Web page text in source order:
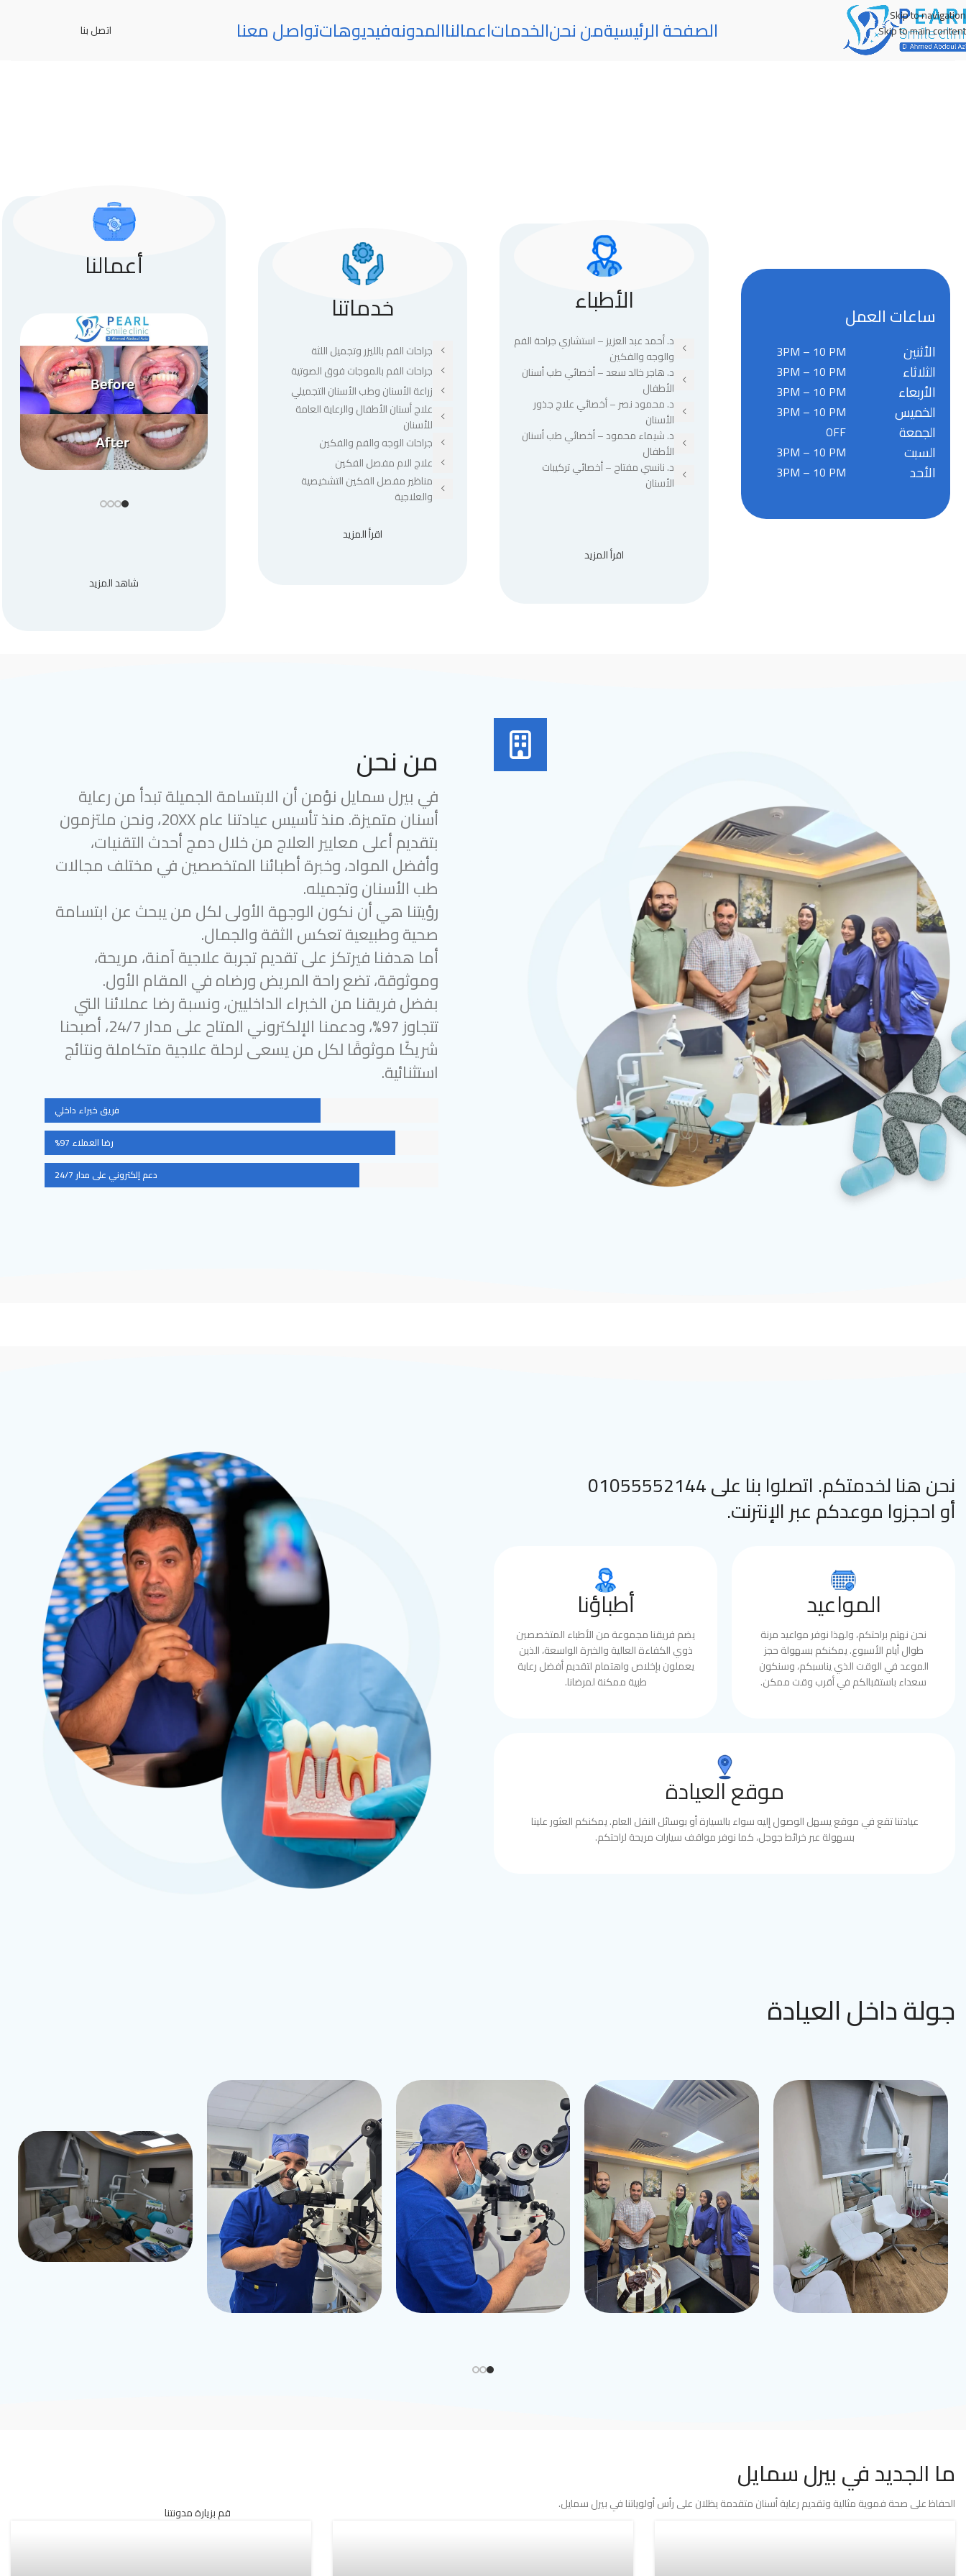
Skip to navigation
Skip to main content
الصفحة الرئيسيةمن نحنالخدماتاعمالناالمدونهفيديوهاتتواصل معنا اتصل بنا
ساعات العمل
3PM – 10 PM الأثنين
3PM – 10 PM الثلاثاء
3PM – 10 PM الأربعاء
3PM – 10 PM الخميس
OFF الجمعة
3PM – 10 PM السبت
3PM – 10 PM الأحد
الأطباء
د. أحمد عبد العزيز – استشاري جراحة الفم
والوجه والفكين
د. هاجر خالد سعد – أخصائي طب أسنان
الأطفال
د. محمود نصر – أخصائي علاج جذور
الأسنان
د. شيماء محمود – أخصائي طب أسنان
الأطفال
د. نانسي مفتاح – أخصائي تركيبات
الأسنان
اقرأ المزيد
خدماتنا
جراحات الفم بالليزر وتجميل اللثة
جراحات الفم بالموجات فوق الصوتية
زراعة الأسنان وطب الأسنان التجميلي
علاج أسنان الأطفال والرعاية العامة
للأسنان
جراحات الوجه والفم والفكين
علاج الام مفصل الفكين
مناظير مفصل الفكين التشخيصية
والعلاجية
اقرأ المزيد
أعمالنا
شاهد المزيد
من نحن
في بيرل سمايل نؤمن أن الابتسامة الجميلة تبدأ من رعاية
أسنان متميزة. منذ تأسيس عيادتنا عام 20XX، ونحن ملتزمون
بتقديم أعلى معايير العلاج من خلال دمج أحدث التقنيات،
وأفضل المواد، وخبرة أطبائنا المتخصصين في مختلف مجالات
طب الأسنان وتجميله.
رؤيتنا هي أن نكون الوجهة الأولى لكل من يبحث عن ابتسامة
صحية وطبيعية تعكس الثقة والجمال.
أما هدفنا فيرتكز على تقديم تجربة علاجية آمنة، مريحة،
وموثوقة، تضع راحة المريض ورضاه في المقام الأول.
بفضل فريقنا من الخبراء الداخليين، ونسبة رضا عملائنا التي
تتجاوز 97%، ودعمنا الإلكتروني المتاح على مدار 24/7، أصبحنا
شريكًا موثوقًا لكل من يسعى لرحلة علاجية متكاملة ونتائج
استثنائية.
فريق خبراء داخلي
رضا العملاء 97%
دعم إلكتروني على مدار 24/7
نحن هنا لخدمتكم. اتصلوا بنا على 01055552144
أو احجزوا موعدكم عبر الإنترنت.
أطباؤنا
يضم فريقنا مجموعة من الأطباء المتخصصين
ذوي الكفاءة العالية والخبرة الواسعة، الذين
يعملون بإخلاص واهتمام لتقديم أفضل رعاية
طبية ممكنة لمرضانا.
المواعيد
نحن نهتم براحتكم، ولهذا نوفر مواعيد مرنة
طوال أيام الأسبوع. يمكنكم بسهولة حجز
الموعد في الوقت الذي يناسبكم، وسنكون
سعداء باستقبالكم في أقرب وقت ممكن.
موقع العيادة
عيادتنا تقع في موقع يسهل الوصول إليه سواء بالسيارة أو بوسائل النقل العام. يمكنكم العثور علينا
بسهولة عبر خرائط جوجل، كما نوفر مواقف سيارات مريحة لراحتكم.
جولة داخل العيادة
قم بزيارة مدونتنا
ما الجديد في بيرل سمايل
الحفاظ على صحة فموية مثالية وتقديم رعاية أسنان متقدمة يظلان على رأس أولوياتنا في بيرل سمايل.